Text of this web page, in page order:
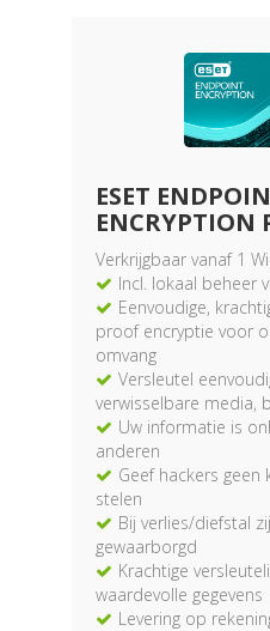
ESET
ENCRYPTION
Verkrijgbaar vanaf 1
Incl. lokaal beheer
Eenvoudige,
proof encryptie voor
omvang
Versleutel
verwisselbare media,
Uw informatie is
anderen
Geef hackers
stelen
Bij verlies/diefstal
gewaarborgd
Krachtige
waardevolle gegevens
Levering op